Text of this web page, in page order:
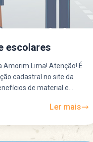
escolares
Amorim Lima! Atenção! É
cadastral no site da
de material e...
Ler mais